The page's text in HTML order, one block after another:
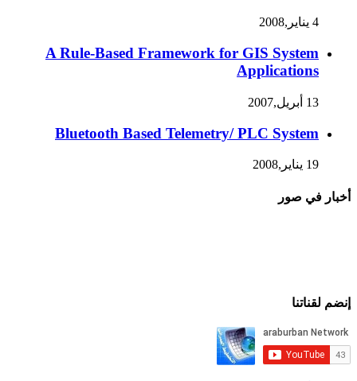
4 يناير,2008
A Rule-Based Framework for GIS System
Applications
13 أبريل,2007
Bluetooth Based Telemetry/ PLC System
19 يناير,2008
أخبار في صور
إنضم لقناتنا